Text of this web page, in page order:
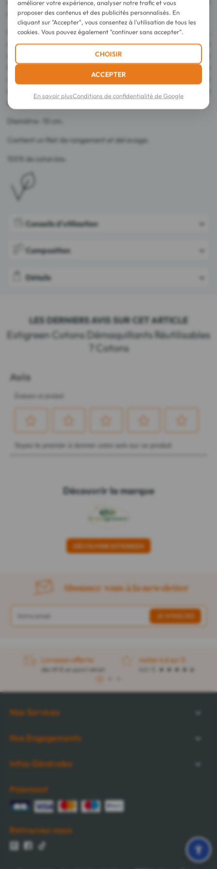
démaquiller en profondeur.
Ces cotons démaquillants allient douceur et performance,
respectant à la fois votre peau et l'environnement. La praticité
de ces cotons réutilisables se manifeste dans leur capacité à
être lavés et réutilisés, éliminant ainsi le besoin constant de
cotons jetables. Ils incarnent le mariage parfait entre praticité
au quotidien.
Diamètre : 10 cm.
Contient un filet de rangement et del avage.
100% de coton bio.
Conseils d'utilisation
Composition
Détails
LES DERNIERS AVIS SUR CET ARTICLE
Estigreen Cotons Démaquillants Réutilisables
7 Cotons
Découvrir la marque
DÉCOUVRIR ESTIGREEN
Abonnez-vous à la newsletter
Livraison offerte
dès 49 € en point retrait
notée 4,6 sur 5
1
Nos Services
Nos Engagements
Infos Générales
Paiement
Retrouvez-nous
améliorer votre expérience, analyser notre trafic et vous
proposer des contenus et des publicités personnalisés. En
cliquant sur "Accepter", vous consentez à l'utilisation de tous les
cookies. Vous pouvez également "continuer sans accepter".
CHOISIR
ACCEPTER
En savoir plusConditions de confidentialité de Google